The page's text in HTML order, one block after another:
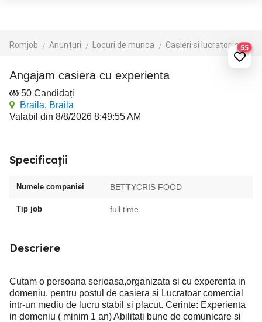
Romjob Anunțuri Locuri de munca Casieri si lucratori comerciali55
Angajam casiera cu experienta
50 Candidați
Braila, Braila
Valabil din 8/8/2026 8:49:55 AM
Specificații
Numele companiei BETTYCRIS FOOD
Tip job full time
Descriere
Cutam o persoana serioasa,organizata si cu experenta in
domeniu, pentru postul de casiera si Lucratoar comercial
intr-un mediu de lucru stabil si placut. Cerinte: Experienta
in domeniu ( minim 1 an) Abilitati bune de comunicare si